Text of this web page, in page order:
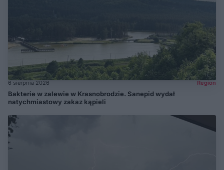
6 sierpnia 2026 Region
Bakterie w zalewie w Krasnobrodzie. Sanepid wydał
natychmiastowy zakaz kąpieli